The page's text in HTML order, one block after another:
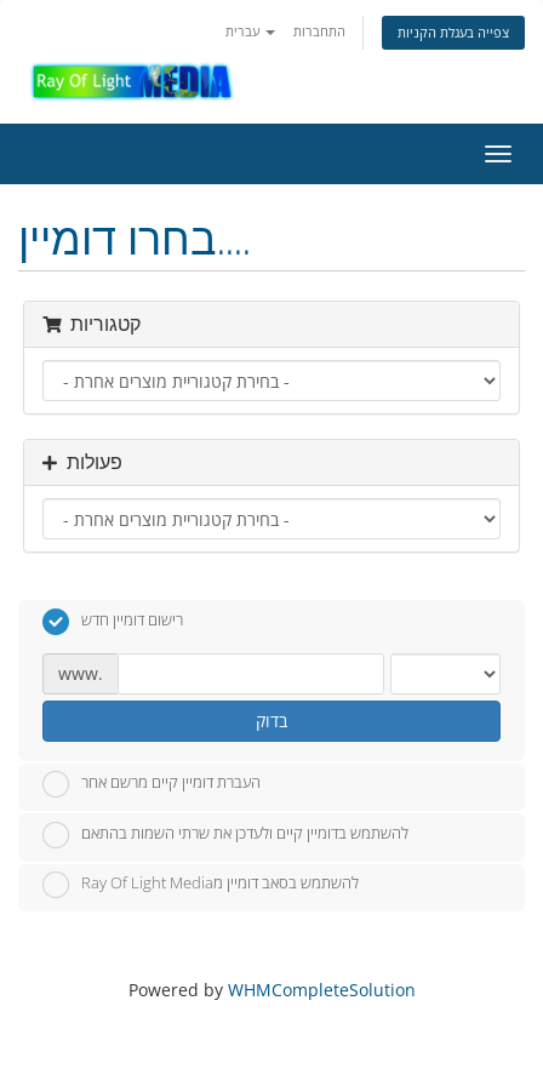
התחברות צפייה בעגלת הקניות
ניווט
בחרו דומיין....
קטגוריות
פעולות
רישום דומיין חדש
www.
בדוק
העברת דומיין קיים מרשם אחר
להשתמש בדומיין קיים ולעדכן את שרתי השמות בהתאם
Ray Of Light Mediaלהשתמש בסאב דומיין מ
Powered by WHMCompleteSolution